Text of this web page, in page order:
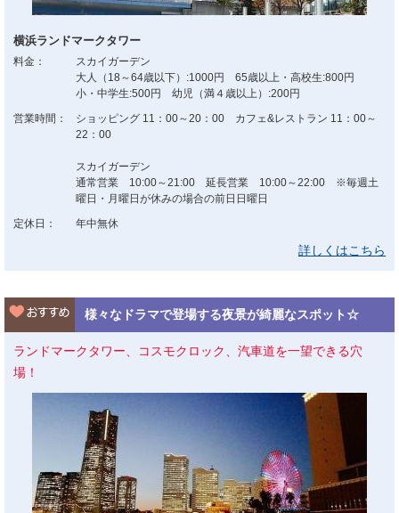
横浜ランドマークタワー
料金：
スカイガーデン
大人（18～64歳以下）:1000円 65歳以上・高校生:800円
小・中学生:500円 幼児（満４歳以上）:200円
営業時間：
ショッピング 11：00～20：00 カフェ&レストラン 11：00～
22：00
スカイガーデン
通常営業 10:00～21:00 延長営業 10:00～22:00 ※毎週土
曜日・月曜日が休みの場合の前日日曜日
定休日：
年中無休
詳しくはこちら
様々なドラマで登場する夜景が綺麗なスポット☆
ランドマークタワー、コスモクロック、汽車道を一望できる穴
場！